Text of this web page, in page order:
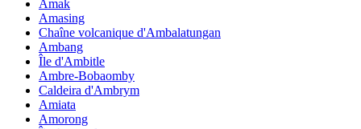
Amak
Amasing
Chaîne volcanique d'Ambalatungan
Ambang
Île d'Ambitle
Ambre-Bobaomby
Caldeira d'Ambrym
Amiata
Amorong